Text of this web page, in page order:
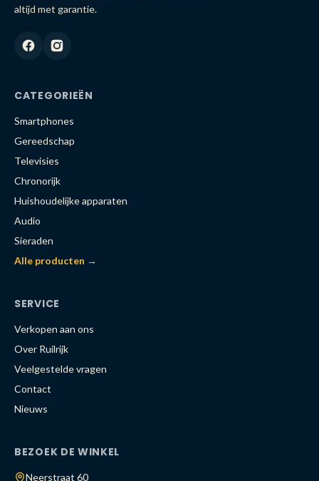
altijd met garantie.
CATEGORIEËN
Smartphones
Gereedschap
Televisies
Chronorijk
Huishoudelijke apparaten
Audio
Sieraden
Alle producten →
SERVICE
Verkopen aan ons
Over Ruilrijk
Veelgestelde vragen
Contact
Nieuws
BEZOEK DE WINKEL
Neerstraat 60